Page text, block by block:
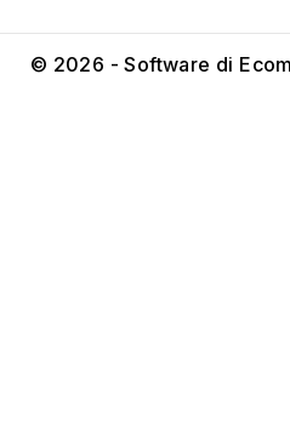
© 2026 - Software di